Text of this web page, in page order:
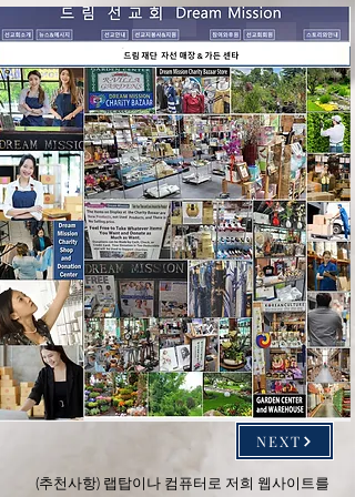
NEXT
(추천사항) 랩탑이나 컴퓨터로 저희 웹사이트를